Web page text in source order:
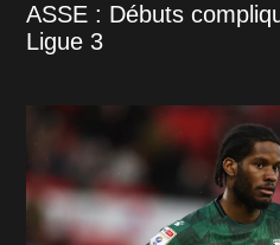
ASSE : Débuts
Ligue 3